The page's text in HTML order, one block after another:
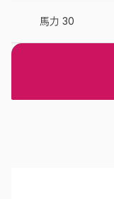
馬力 30